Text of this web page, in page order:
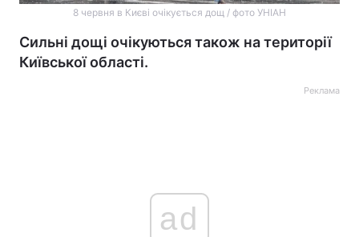
8 червня в Києві очікується дощ / фото УНІАН
Сильні дощі очікуються також на території
Київської області.
Реклама
ad